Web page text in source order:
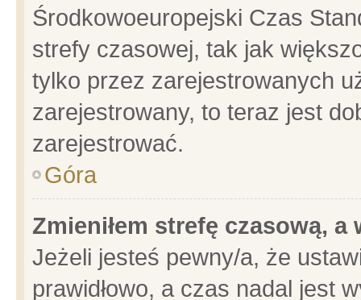
Środkowoeuropejski Czas
strefy czasowej, tak jak
tylko przez zarejestrowanych
zarejestrowany, to teraz jest
zarejestrować.
Góra
Zmieniłem strefę czasową,
Jeżeli jesteś pewny/a, że
prawidłowo, a czas nadal jest